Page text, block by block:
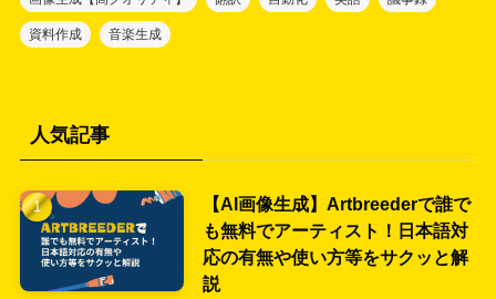
資料作成 音楽生成
人気記事
【AI画像生成】Artbreederで誰で
も無料でアーティスト！日本語対
応の有無や使い方等をサクッと解
説